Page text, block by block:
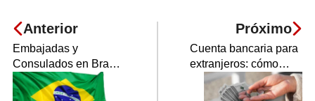
Anterior
Embajadas y
Consulados en Brasil:
lista de direcciones y
contactos
Próximo
Cuenta bancaria para
extranjeros: cómo
abrir una en Brasil